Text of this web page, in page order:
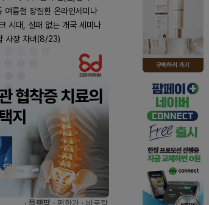
름철 장질환 온라인세미나
시대, 실패 없는 개국 세미나
사장 차녀(8/23)
· 플랫팜 · 편한가 · 바로팜